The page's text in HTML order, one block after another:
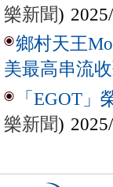
樂新聞)
鄉村天王
美最高串流
「EGOT
樂新聞)